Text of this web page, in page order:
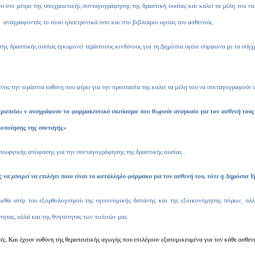
στο μέτρο της υποχρεωτικής συνταγογράφησης της δραστική ουσίας και καλεί τα μέλη του
το τόσο ηλεκτρονικά όσο και στο βιβλιάριο υγείας του ασθενούς.
ουσίας εγκυμονεί τεράστιους κινδύνους για τη Δημόσια υγεία σύμφωνα με τα
την τεράστια ευθύνη που φέρει για την προστασία της καλεί τα μέλη του να συνταγογραφούν
ν αναγράφουν το φαρμακευτικό σκεύασμα που θωρούν αναγκαίο για τον ασθενή
της συνταγής»
απόφασης για την συνταγογράφησης της δραστικής ουσίας .
μπορεί να επιλέγει ποιο είναι το κατάλληλο φάρμακο για τον ασθενή του, τότε η Δημόσια
υπέρ του εξορθολογισμού της υγειονομικής δαπάνης και της εξοικονόμησης πόρων,
αλλά και της θνητότητας των πολιτών μας
Και έχουν ευθύνη της θεραπευτικής αγωγής που επιλέγουν εξατομικευμένα για τον κάθε